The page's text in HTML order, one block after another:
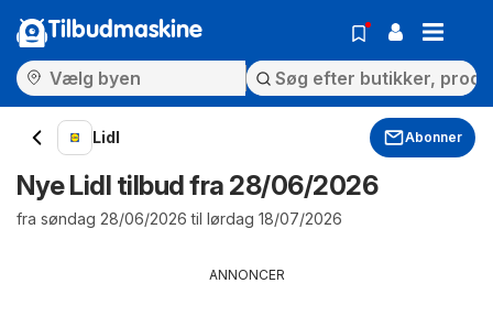
Tilbudmaskine
Lidl Abonner
Nye Lidl tilbud fra 28/06/2026
fra søndag 28/06/2026 til lørdag 18/07/2026
ANNONCER